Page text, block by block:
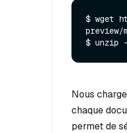
$ wget
preview/
$ unzip -
Nous
chaque
permet de